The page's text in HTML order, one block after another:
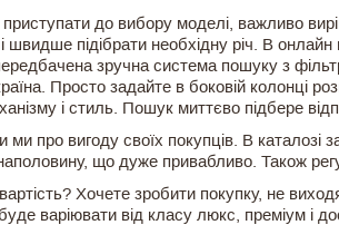
до вибору моделі, важливо
швидше підібрати необхідну річ. В
зручна система пошуку з
Просто задайте в боковій колонці
і стиль. Пошук миттєво підбере
ми про вигоду своїх покупців. В каталозі
що дуже привабливо. Також
Хочете зробити покупку, не
буде варіювати від класу люкс, преміум і